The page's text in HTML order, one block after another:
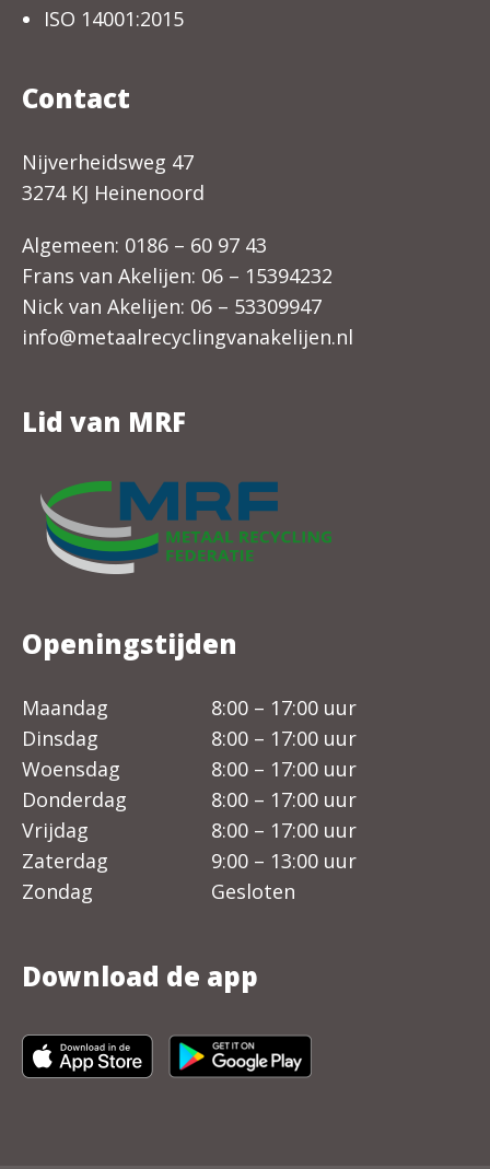
ISO 14001:2015
Contact
Nijverheidsweg 47
3274 KJ Heinenoord
Algemeen: 0186 – 60 97 43
Frans van Akelijen: 06 – 15394232
Nick van Akelijen: 06 – 53309947
info@metaalrecyclingvanakelijen.nl
Lid van MRF
Openingstijden
Maandag
8:00 – 17:00 uur
Dinsdag
8:00 – 17:00 uur
Woensdag
8:00 – 17:00 uur
Donderdag
8:00 – 17:00 uur
Vrijdag
8:00 – 17:00 uur
Zaterdag
9:00 – 13:00 uur
Zondag
Gesloten
Download de app